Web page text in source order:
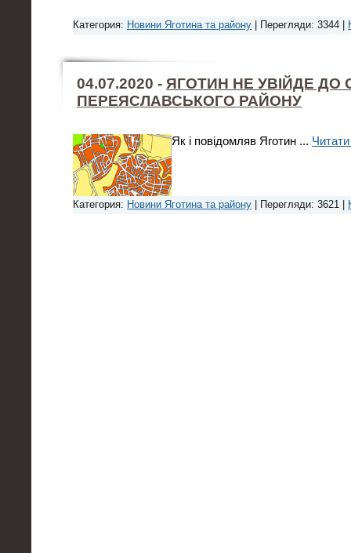
Категория: Новини Яготина та району | Перегляди: 3344 |
04.07.2020 - ЯГОТИН НЕ УВІЙДЕ ДО
ПЕРЕЯСЛАВСЬКОГО РАЙОНУ
Як і повідомляв Яготин ...
Категория: Новини Яготина та району | Перегляди: 3621 |